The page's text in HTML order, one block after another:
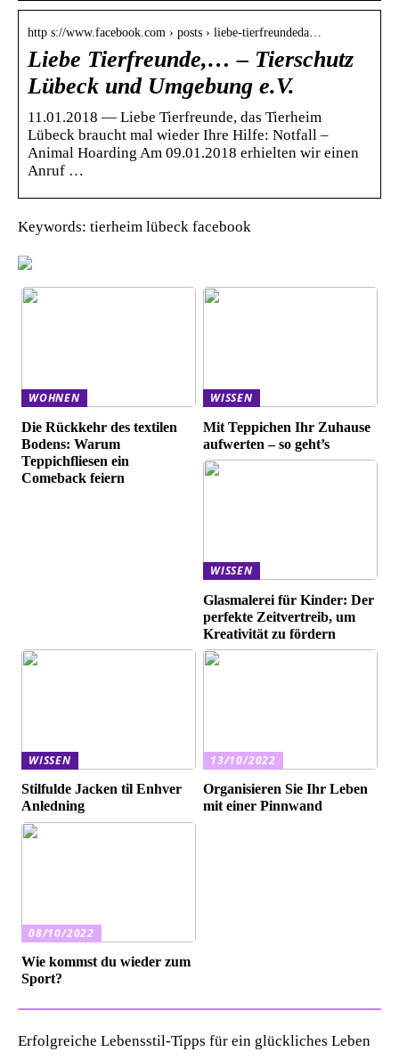
http s://www.facebook.com › posts › liebe-tierfreundeda…
Liebe Tierfreunde,… – Tierschutz
Lübeck und Umgebung e.V.
11.01.2018 — Liebe Tierfreunde, das Tierheim
Lübeck braucht mal wieder Ihre Hilfe: Notfall –
Animal Hoarding Am 09.01.2018 erhielten wir einen
Anruf …
Keywords: tierheim lübeck facebook
WOHNEN
Die Rückkehr des textilen
Bodens: Warum
Teppichfliesen ein
Comeback feiern
WISSEN
Mit Teppichen Ihr Zuhause
aufwerten – so geht’s
WISSEN
Glasmalerei für Kinder: Der
perfekte Zeitvertreib, um
Kreativität zu fördern
WISSEN
Stilfulde Jacken til Enhver
Anledning
13/10/2022
Organisieren Sie Ihr Leben
mit einer Pinnwand
08/10/2022
Wie kommst du wieder zum
Sport?
Erfolgreiche Lebensstil-Tipps für ein glückliches Leben